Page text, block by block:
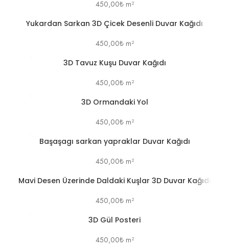
450,00₺m²
Yukardan Sarkan 3D Çicek Desenli Duvar Kağıdı
450,00₺m²
3D Tavuz Kuşu Duvar Kağıdı
450,00₺m²
3D Ormandaki Yol
450,00₺m²
Başaşagı sarkan yapraklar Duvar Kağıdı
450,00₺m²
Mavi Desen Üzerinde Daldaki Kuşlar 3D Duvar Kağıdı
450,00₺m²
3D Gül Posteri
450,00₺m²